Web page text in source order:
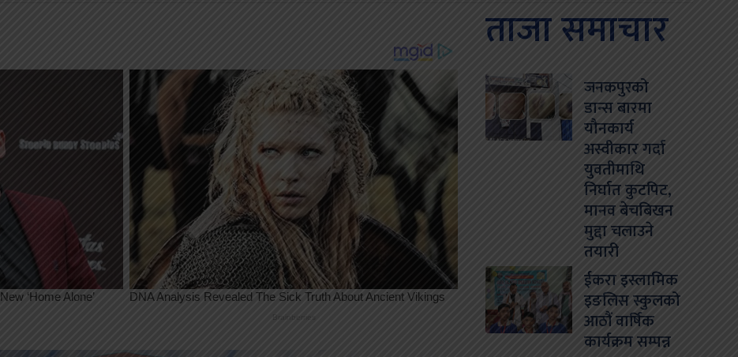
ताजा समाचार
जनकपुरको
डान्स बारमा
यौनकार्य
अस्वीकार गर्दा
युवतीमाथि
निर्घात कुटपिट,
मानव बेचबिखन
मुद्दा चलाउने
तयारी
ईकरा इस्लामिक
इङलिस स्कुलको
आठौं वार्षिक
कार्यक्रम सम्पन्न